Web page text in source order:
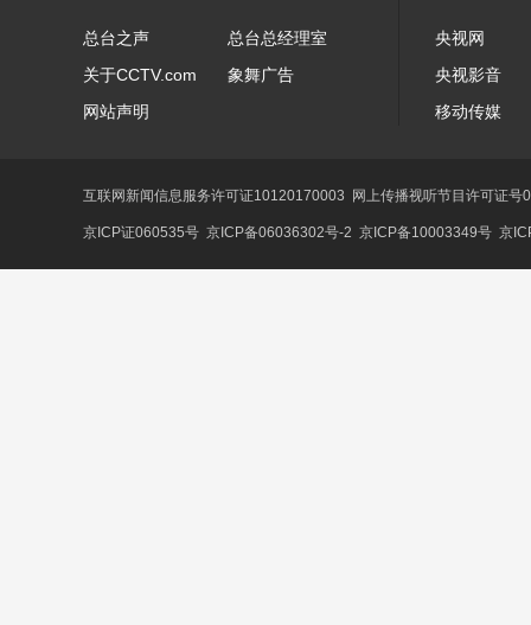
总台之声
总台总经理室
关于CCTV.com
象舞广告
网站声明
央视网
央视影音
移动传媒
互联网新闻信息服务许可证10120170003 网上传播视听节目许可证
京ICP证060535号 京ICP备06036302号-2 京ICP备10003349号 京